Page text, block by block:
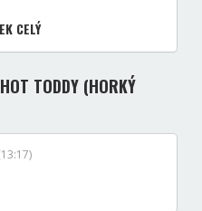
CELÝ
TODDY (HORKÝ